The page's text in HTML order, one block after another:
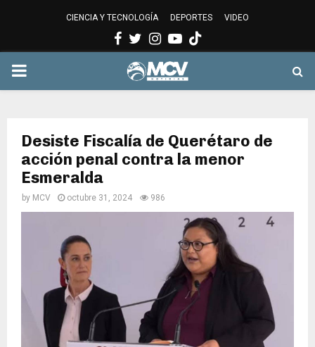
CIENCIA Y TECNOLOGÍA DEPORTES VIDEO
Facebook
Twitter
Instagram
Youtube
PRIMARY
Desiste Fiscalía de Querétaro de
acción penal contra la menor
Esmeralda
by MCV octubre 31, 2024 986